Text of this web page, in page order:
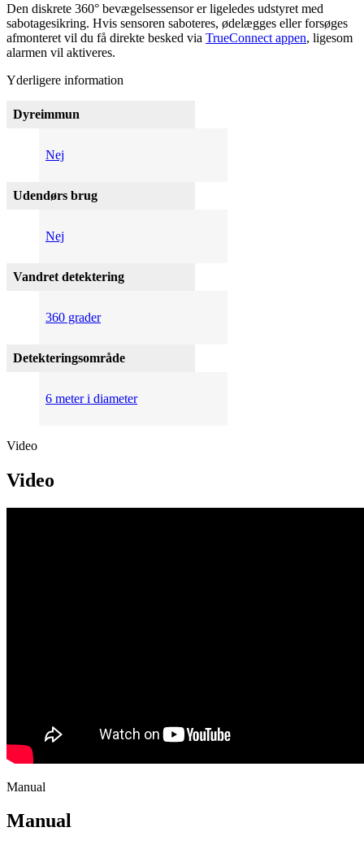
Den diskrete 360° bevægelsessensor er ligeledes udstyret med
sabotagesikring. Hvis sensoren saboteres, ødelægges eller forsøges
afmonteret vil du få direkte besked via TrueConnect appen, ligesom
alarmen vil aktiveres.
Yderligere information
Dyreimmun
Nej
Udendørs brug
Nej
Vandret detektering
360 grader
Detekteringsområde
6 meter i diameter
Video
Video
Manual
Manual